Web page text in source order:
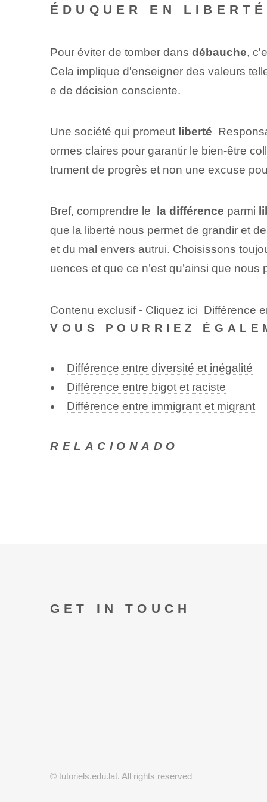
ÉDUQUER EN
Pour éviter de tomber dans débauche,
Cela implique d'enseigner ⁢des valeurs
e de décision consciente.
Une société qui promeut liberté
ormes claires pour garantir le bien-être
trument de progrès et non une excuse
Bref, comprendre le ⁢ la différence ⁣parmi
que la liberté nous permet de grandir et
et du mal envers autrui. Choisissons
uences et que ce n’est qu’ainsi que
Contenu exclusif - Cliquez ici Différence
VOUS POURRIEZ
Différence entre diversité et inégalité
Différence entre bigot et raciste
Différence entre immigrant et migrant
RELACIONADO
GET IN TOUCH
© tutoriels.edu.lat. All rights reserved